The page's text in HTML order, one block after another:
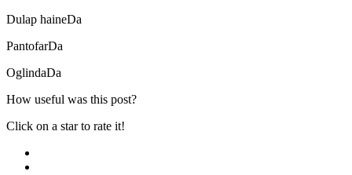
Dulap haineDa
PantofarDa
OglindaDa
How useful was this post?
Click on a star to rate it!